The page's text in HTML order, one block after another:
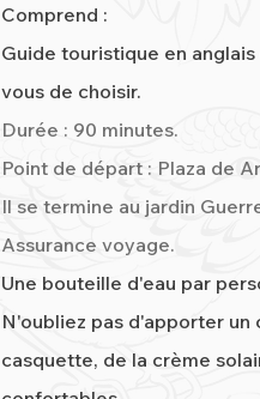
Comprend :
Guide touristique en
vous de choisir.
Durée : 90 minutes.
Point de départ : Plaza de
Il se termine au jardin
Assurance voyage.
Une bouteille d'eau par
N'oubliez pas d'apporter un
casquette, de la crème